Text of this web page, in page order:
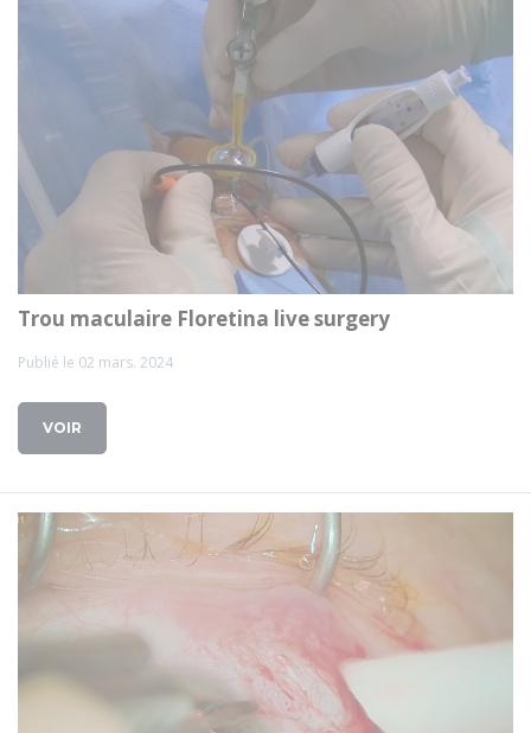
Trou maculaire Floretina live surgery
Publié le 02 mars. 2024
VOIR